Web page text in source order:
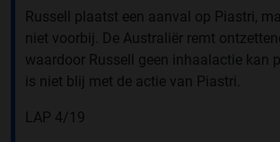
Russell plaatst een aanval op Piastri,
niet voorbij. De Australiër remt
waardoor Russell geen inhaalactie kan
is niet blij met de actie van Piastri.
LAP 4/19